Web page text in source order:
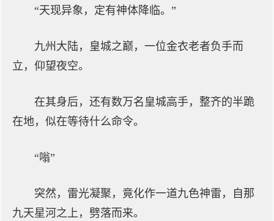
“天现异象，定有神体降临。”
九州大陆，皇城之巅，一位金衣老者负手而
立，仰望夜空。
在其身后，还有数万名皇城高手，整齐的半跪
在地，似在等待什么命令。
“嗡”
突然，雷光凝聚，竟化作一道九色神雷，自那
九天星河之上，劈落而来。